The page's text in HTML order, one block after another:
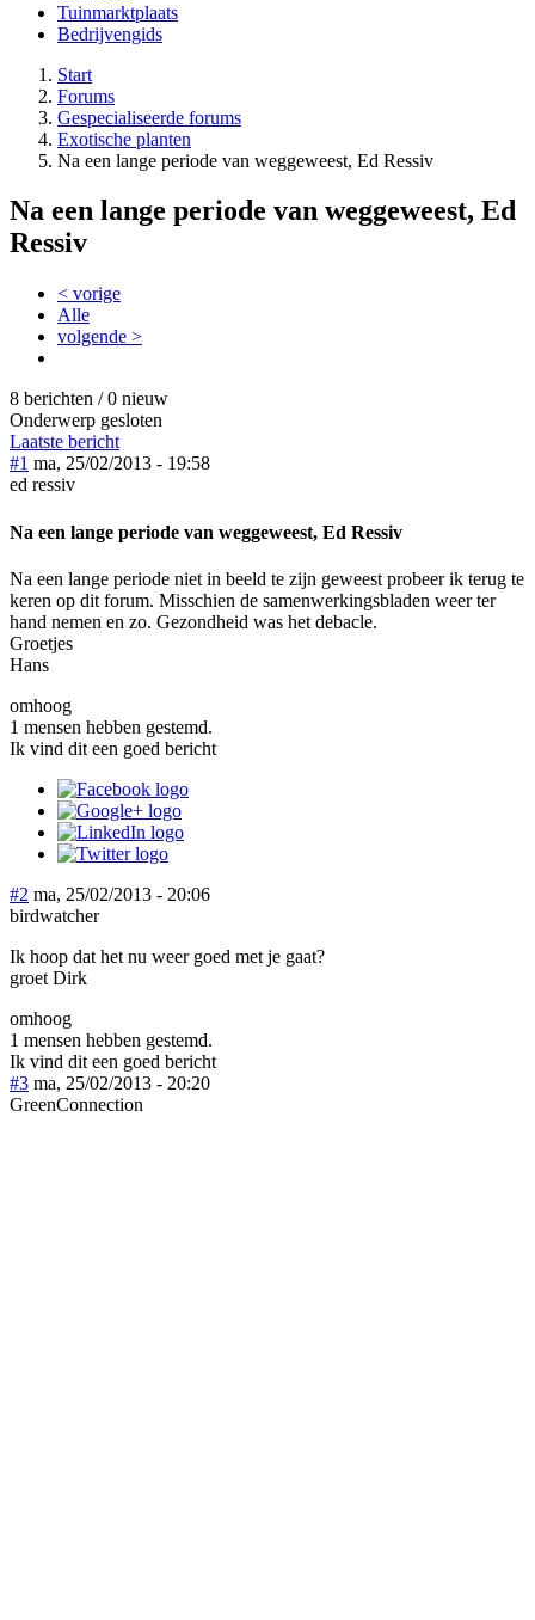
Tuinmarktplaats
Bedrijvengids
Start
Forums
Gespecialiseerde forums
Exotische planten
Na een lange periode van weggeweest, Ed Ressiv
Na een lange periode van weggeweest, Ed
Ressiv
< vorige
Alle
volgende >
8 berichten / 0 nieuw
Onderwerp gesloten
Laatste bericht
#1 ma, 25/02/2013 - 19:58
ed ressiv
Na een lange periode van weggeweest, Ed Ressiv
Na een lange periode niet in beeld te zijn geweest probeer ik terug te
keren op dit forum. Misschien de samenwerkingsbladen weer ter
hand nemen en zo. Gezondheid was het debacle.
Groetjes
Hans
omhoog
1 mensen hebben gestemd.
Ik vind dit een goed bericht
#2 ma, 25/02/2013 - 20:06
birdwatcher
Ik hoop dat het nu weer goed met je gaat?
groet Dirk
omhoog
1 mensen hebben gestemd.
Ik vind dit een goed bericht
#3 ma, 25/02/2013 - 20:20
GreenConnection